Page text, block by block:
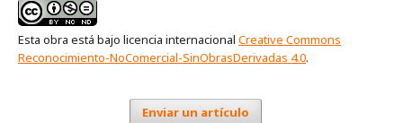
Esta obra está bajo licencia internacional Creative Commons
Reconocimiento-NoComercial-SinObrasDerivadas 4.0.
Enviar un artículo